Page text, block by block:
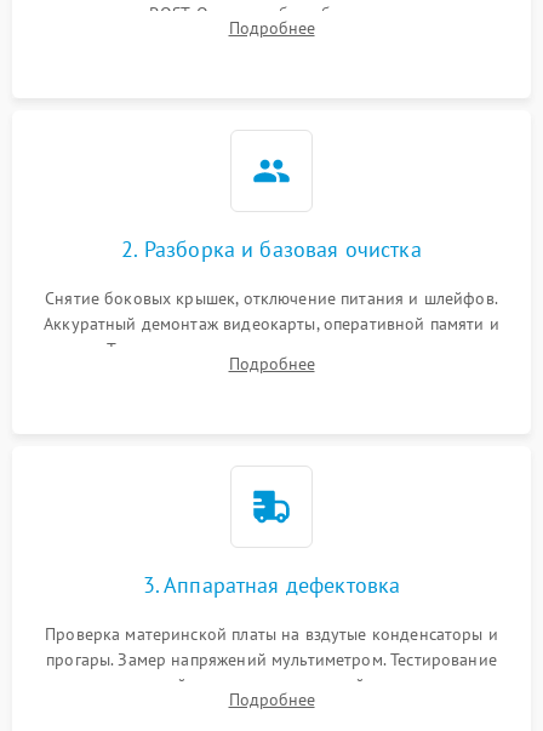
сигналов POST. Оценка работы блока питания для
локализации базовых неисправностей без полного разбора.
Подробнее
2. Разборка и базовая очистка
Снятие боковых крышек, отключение питания и шлейфов.
Аккуратный демонтаж видеокарты, оперативной памяти и
кулеров. Тщательная очистка корпуса и радиаторов от пыли
с помощью сжатого воздуха для предотвращения
Подробнее
3. Аппаратная дефектовка
Проверка материнской платы на вздутые конденсаторы и
прогары. Замер напряжений мультиметром. Тестирование
оперативной памяти и накопителей с помощью
диагностического ПО для выявления сбойных секторов и
Подробнее